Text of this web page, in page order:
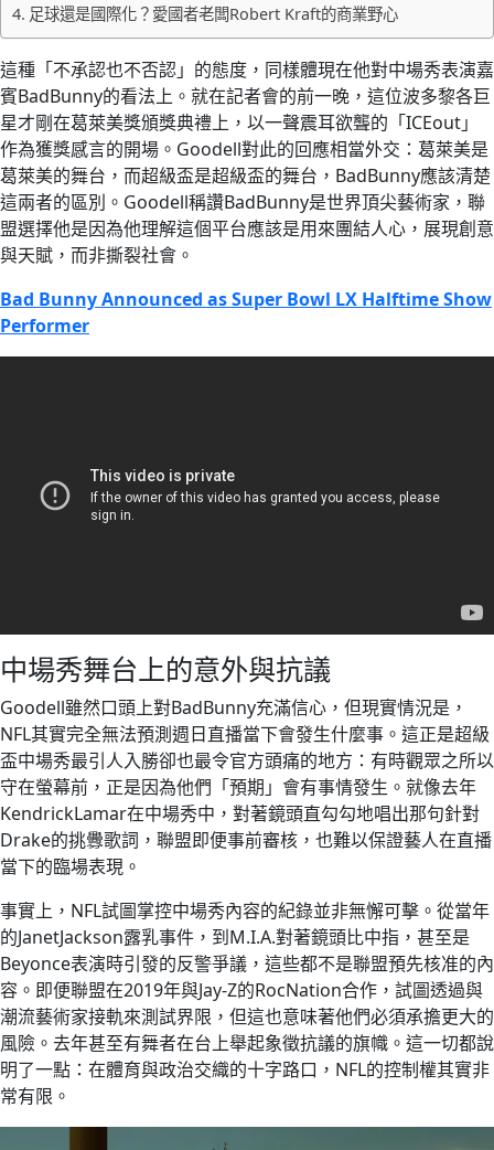
足球還是國際化？愛國者老闆Robert Kraft的商業野心
這種「不承認也不否認」的態度，同樣體現在他對中場秀表演嘉
賓BadBunny的看法上。就在記者會的前一晚，這位波多黎各巨
星才剛在葛萊美獎頒獎典禮上，以一聲震耳欲聾的「ICEout」
作為獲獎感言的開場。Goodell對此的回應相當外交：葛萊美是
葛萊美的舞台，而超級盃是超級盃的舞台，BadBunny應該清楚
這兩者的區別。Goodell稱讚BadBunny是世界頂尖藝術家，聯
盟選擇他是因為他理解這個平台應該是用來團結人心，展現創意
與天賦，而非撕裂社會。
Bad Bunny Announced as Super Bowl LX Halftime Show
Performer
中場秀舞台上的意外與抗議
Goodell雖然口頭上對BadBunny充滿信心，但現實情況是，
NFL其實完全無法預測週日直播當下會發生什麼事。這正是超級
盃中場秀最引人入勝卻也最令官方頭痛的地方：有時觀眾之所以
守在螢幕前，正是因為他們「預期」會有事情發生。就像去年
KendrickLamar在中場秀中，對著鏡頭直勾勾地唱出那句針對
Drake的挑釁歌詞，聯盟即便事前審核，也難以保證藝人在直播
當下的臨場表現。
事實上，NFL試圖掌控中場秀內容的紀錄並非無懈可擊。從當年
的JanetJackson露乳事件，到M.I.A.對著鏡頭比中指，甚至是
Beyonce表演時引發的反警爭議，這些都不是聯盟預先核准的內
容。即便聯盟在2019年與Jay-Z的RocNation合作，試圖透過與
潮流藝術家接軌來測試界限，但這也意味著他們必須承擔更大的
風險。去年甚至有舞者在台上舉起象徵抗議的旗幟。這一切都說
明了一點：在體育與政治交織的十字路口，NFL的控制權其實非
常有限。